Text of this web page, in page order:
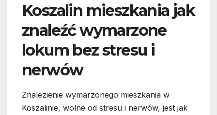
Koszalin mieszkania jak
znaleźć wymarzone
lokum bez stresu i
nerwów
Znalezienie wymarzonego mieszkania w
Koszalinie, wolne od stresu i nerwów, jest jak